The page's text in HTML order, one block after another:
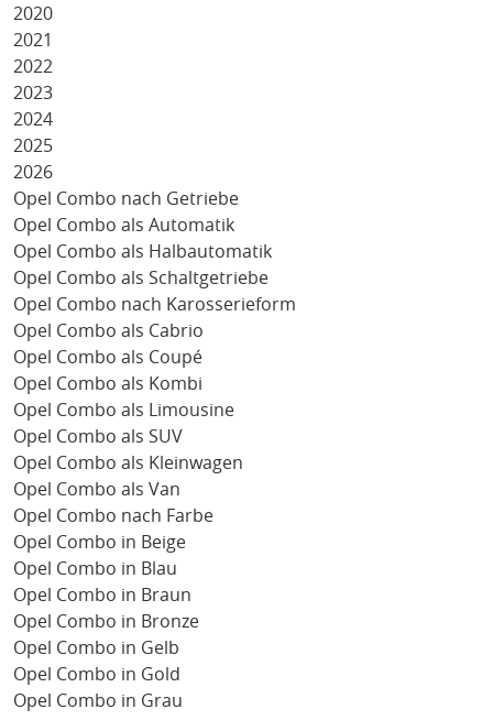
2020
2021
2022
2023
2024
2025
2026
Opel Combo nach Getriebe
Opel Combo als Automatik
Opel Combo als Halbautomatik
Opel Combo als Schaltgetriebe
Opel Combo nach Karosserieform
Opel Combo als Cabrio
Opel Combo als Coupé
Opel Combo als Kombi
Opel Combo als Limousine
Opel Combo als SUV
Opel Combo als Kleinwagen
Opel Combo als Van
Opel Combo nach Farbe
Opel Combo in Beige
Opel Combo in Blau
Opel Combo in Braun
Opel Combo in Bronze
Opel Combo in Gelb
Opel Combo in Gold
Opel Combo in Grau